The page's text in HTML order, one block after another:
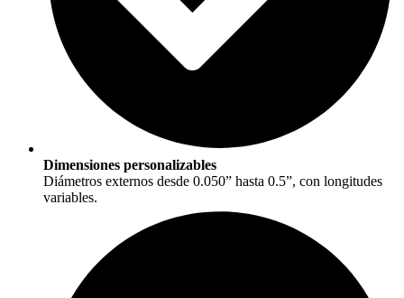
Dimensiones personalizables
Diámetros externos desde 0.050” hasta 0.5”, con longitudes
variables.